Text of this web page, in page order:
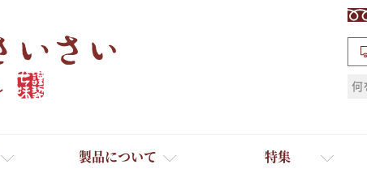
製品について 特集